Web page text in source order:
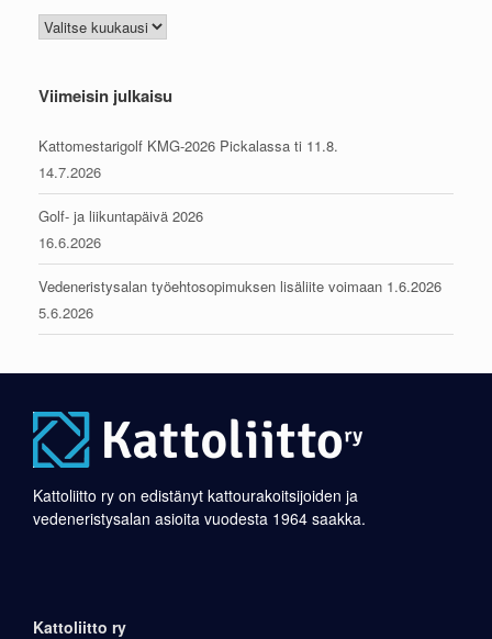
Arkisto
Viimeisin julkaisu
Kattomestarigolf KMG-2026 Pickalassa ti 11.8.
14.7.2026
Golf- ja liikuntapäivä 2026
16.6.2026
Vedeneristysalan työehtosopimuksen lisäliite voimaan 1.6.2026
5.6.2026
Kattoliitto ry on edistänyt kattourakoitsijoiden ja
vedeneristysalan asioita vuodesta 1964 saakka.
Kattoliitto ry